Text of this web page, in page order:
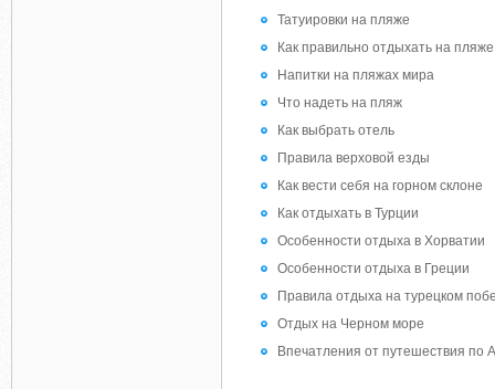
Татуировки на пляже
Как правильно отдыхать на пляже
Напитки на пляжах мира
Что надеть на пляж
Как выбрать отель
Правила верховой езды
Как вести себя на горном склоне
Как отдыхать в Турции
Особенности отдыха в Хорватии
Особенности отдыха в Греции
Правила отдыха на турецком
Отдых на Черном море
Впечатления от путешествия по